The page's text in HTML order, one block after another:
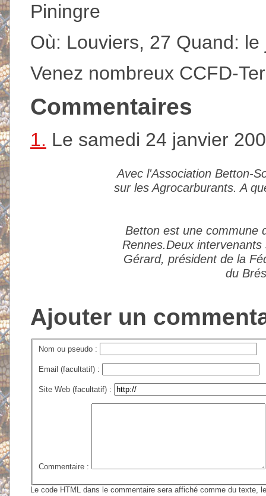
Piningre
Où: Louviers, 27 Quand:
Venez nombreux CCFD-
Commentaires
1. Le samedi 24 janvier
Avec l'Association Betton-
sur les Agrocarburants. A
Betton est une commune
Rennes.Deux
Gérard, président de la
du
Ajouter un
Nom ou pseudo :
Email (facultatif) :
Site Web (facultatif) :
Commentaire :
Le code HTML dans le commentaire sera affiché comme du